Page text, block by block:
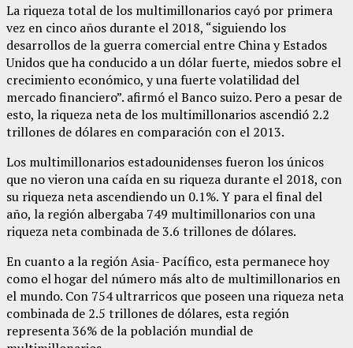
La riqueza total de los multimillonarios cayó por primera
vez en cinco años durante el 2018, “siguiendo los
desarrollos de la guerra comercial entre China y Estados
Unidos que ha conducido a un dólar fuerte, miedos sobre el
crecimiento económico, y una fuerte volatilidad del
mercado financiero”. afirmó el Banco suizo. Pero a pesar de
esto, la riqueza neta de los multimillonarios ascendió 2.2
trillones de dólares en comparación con el 2013.
Los multimillonarios estadounidenses fueron los únicos
que no vieron una caída en su riqueza durante el 2018, con
su riqueza neta ascendiendo un 0.1%. Y para el final del
año, la región albergaba 749 multimillonarios con una
riqueza neta combinada de 3.6 trillones de dólares.
En cuanto a la región Asia- Pacífico, esta permanece hoy
como el hogar del número más alto de multimillonarios en
el mundo. Con 754 ultrarricos que poseen una riqueza neta
combinada de 2.5 trillones de dólares, esta región
representa 36% de la población mundial de